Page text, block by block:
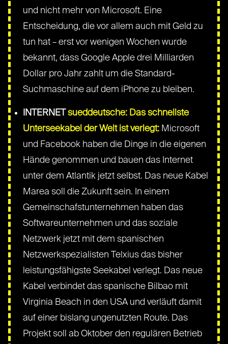
und nicht mehr von Microsoft. Eine
Entscheidung, die vor allem auch mit Geld zu
tun hat – erst vor wenigen Wochen wurde
bekannt, dass Google Apple drei Milliarden
Dollar pro Jahr zahlt um die Standard-
Suchmaschine auf dem iPhone zu bleiben.
INTERNETsueddeutsche: Das schnellste
Unterseekabel der Welt ist verlegt: Microsoft
und Facebook haben die Dinge in die eigenen
Hände genommen und bauen das Internet
unter dem Atlantik jetzt selbst. Das neue Kabel
Marea soll die Zukunft sein. In einem
Gemeinschafstunternehmen haben das
Softwareunternehmen und das soziale
Netzwerk jetzt mit dem spanischen
Netzwerkspezialisten Telxius das bisher
leistungsfähigste Seekabel verlegt. Das neue
Kabel verbindet das spanische Bilbao mit
Virginia Beach in den USA und verläuft damit
auf einer bislang ungenutzten Route. Das
Projekt soll ab Oktober den regulären Betrieb